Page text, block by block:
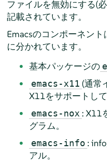
ファイルを無効にする(
記載されています。
Emacsのコンポーネン
に分かれています。
基本パッケージの
emacs-x11 (通常
X11をサポートし
emacs-nox : X11
グラム。
emacs-info :
アル。